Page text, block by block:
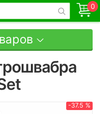
0
-37.5 %